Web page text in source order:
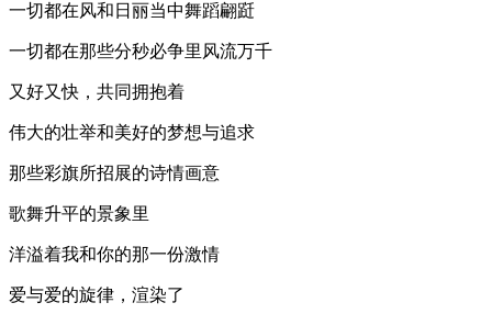
一切都在风和日丽当中舞蹈翩跹
一切都在那些分秒必争里风流万千
又好又快，共同拥抱着
伟大的壮举和美好的梦想与追求
那些彩旗所招展的诗情画意
歌舞升平的景象里
洋溢着我和你的那一份激情
爱与爱的旋律，渲染了